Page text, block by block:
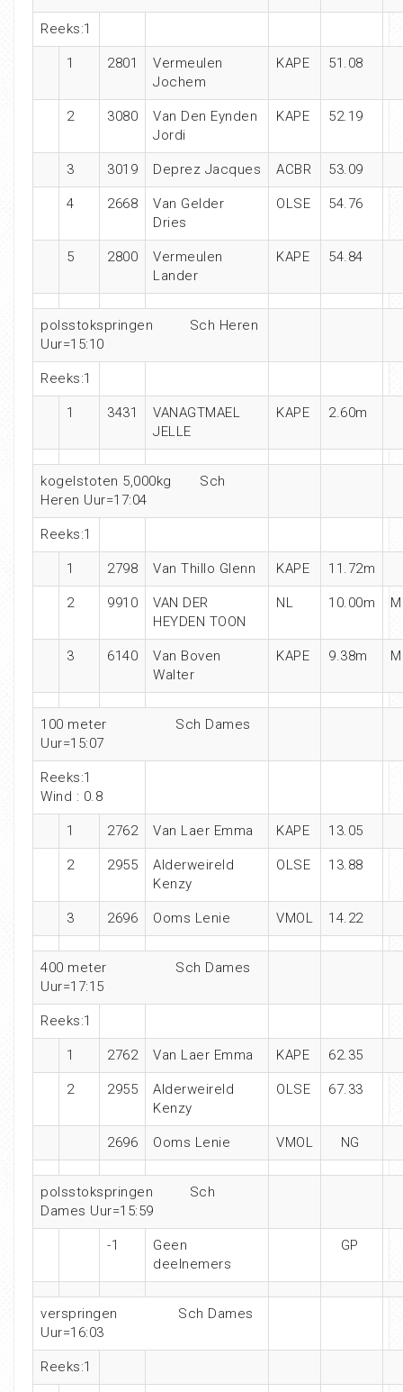
Reeks:1
1 2801
Vermeulen
Jochem
KAPE 51.08
2 3080
Van Den Eynden
Jordi
KAPE 52.19
3 3019 Deprez Jacques ACBR 53.09
4 2668
Van Gelder
Dries
OLSE 54.76
5 2800
Vermeulen
Lander
KAPE 54.84
polsstokspringen Sch Heren
Uur=15:10
Reeks:1
1 3431
VANAGTMAEL
JELLE
KAPE 2.60m
kogelstoten 5,000kg Sch
Heren Uur=17:04
Reeks:1
1 2798 Van Thillo Glenn KAPE 11.72m
2 9910
VAN DER
HEYDEN TOON
NL 10.00m
3 6140
Van Boven
Walter
KAPE 9.38m
100 meter Sch Dames
Uur=15:07
Reeks:1
Wind : 0.8
1 2762 Van Laer Emma KAPE 13.05
2 2955
Alderweireld
Kenzy
OLSE 13.88
3 2696 Ooms Lenie VMOL 14.22
400 meter Sch Dames
Uur=17:15
Reeks:1
1 2762 Van Laer Emma KAPE 62.35
2 2955
Alderweireld
Kenzy
OLSE 67.33
2696 Ooms Lenie VMOL NG
polsstokspringen Sch
Dames Uur=15:59
-1
Geen
deelnemers
GP
verspringen Sch Dames
Uur=16:03
Reeks:1